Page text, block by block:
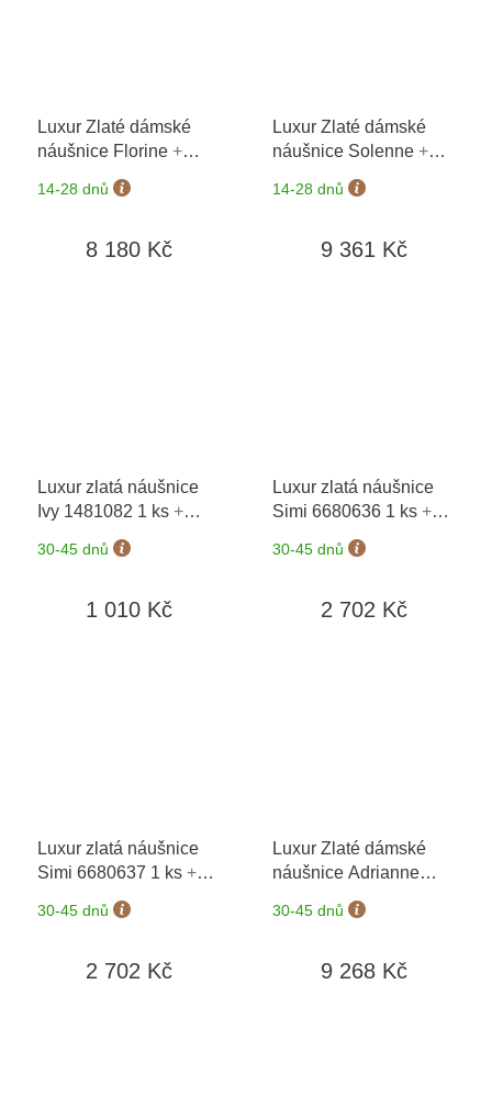
Luxur Zlaté dámské
náušnice Florine +
možnost výměny do 90
dní
14-28 dnů
8 180 Kč
Luxur Zlaté dámské
náušnice Solenne +
možnost výměny do 90
dní
14-28 dnů
9 361 Kč
Luxur zlatá náušnice
Ivy 1481082 1 ks +
možnost výměny do 90
dní
30-45 dnů
1 010 Kč
Luxur zlatá náušnice
Simi 6680636 1 ks +
možnost výměny do 90
dní
30-45 dnů
2 702 Kč
Luxur zlatá náušnice
Simi 6680637 1 ks +
možnost výměny do 90
dní
30-45 dnů
2 702 Kč
Luxur Zlaté dámské
náušnice Adrianne
6680374-0-0-1
možnost výměny do 90
30-45 dnů
9 268 Kč